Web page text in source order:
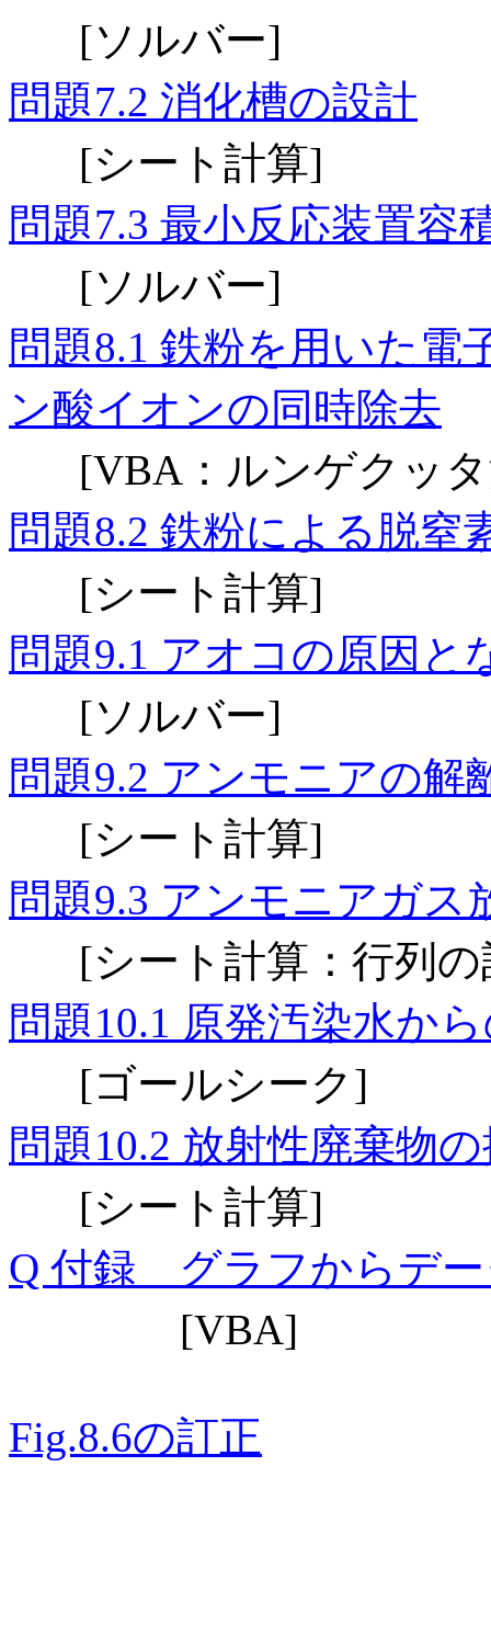
[ソルバー]
問題7.2 消化槽の設計
[シート計算]
問題7.3 最小反応装置容
[ソルバー]
問題8.1鉄粉を用いた電
ン酸イオンの同時除去
[VBA ：ルンゲクッ
問題8.2 鉄粉による脱窒
[シート計算]
問題9.1 アオコの原因と
[ソルバー]
問題9.2 アンモニアの解
[シート計算]
問題9.3 アンモニアガス
[シート計算：行列
問題10.1 原発汚染水か
[ゴールシーク]
問題10.2 放射性廃棄物
[シート計算]
Q 付録 グラフからデ
[VBA]
Fig.8.6の訂正